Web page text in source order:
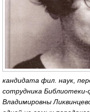
кандидата фил. наук,
сотрудника
Владимировны